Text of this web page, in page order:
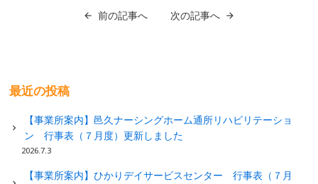
前の記事へ 次の記事へ
最近の投稿
【事業所案内】邑久ナーシングホーム通所リハビリテーショ
ン 行事表（７月度）更新しました
2026.7.3
【事業所案内】ひかりデイサービスセンター 行事表（７月